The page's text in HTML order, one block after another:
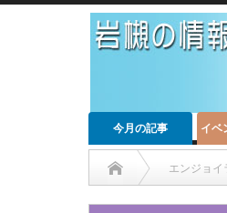
今月の記事 イベ
エンジョイ